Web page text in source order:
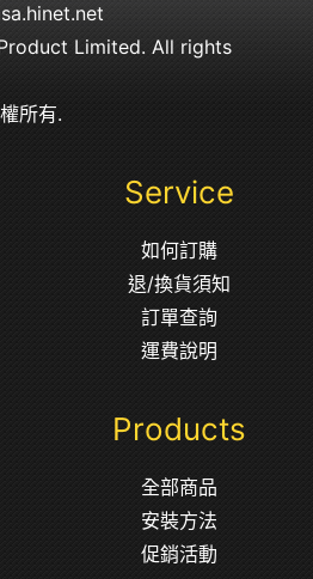
Limited. All rights
所有.
Service
如何訂購
退/換貨須知
訂單查詢
運費說明
Products
全部商品
安裝方法
促銷活動